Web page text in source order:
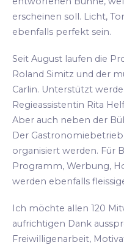
erscheinen soll. Licht,
ebenfalls perfekt sein.
Seit August laufen die
Roland Simitz und der
Carlin. Unterstützt
Regieassistentin Rita
Aber auch neben der
Der
organisiert werden. Für
Programm, Werbung,
werden ebenfalls
Ich möchte allen 120
aufrichtigen Dank
Freiwilligenarbeit,